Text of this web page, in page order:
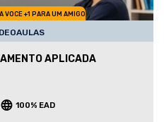
VOCE +1 PARA UM AMIGO
APLICADA
100% EAD